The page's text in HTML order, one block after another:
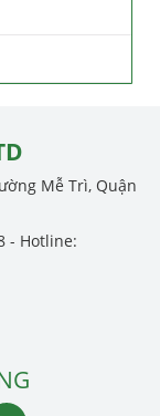
Mễ Trì, Quận
- Hotline: